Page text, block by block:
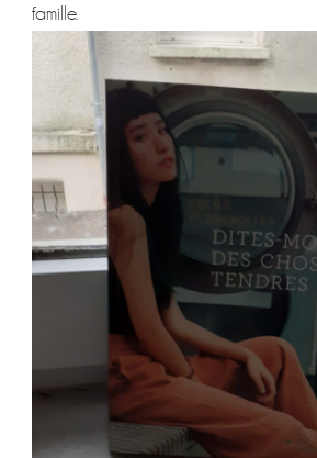
famille.